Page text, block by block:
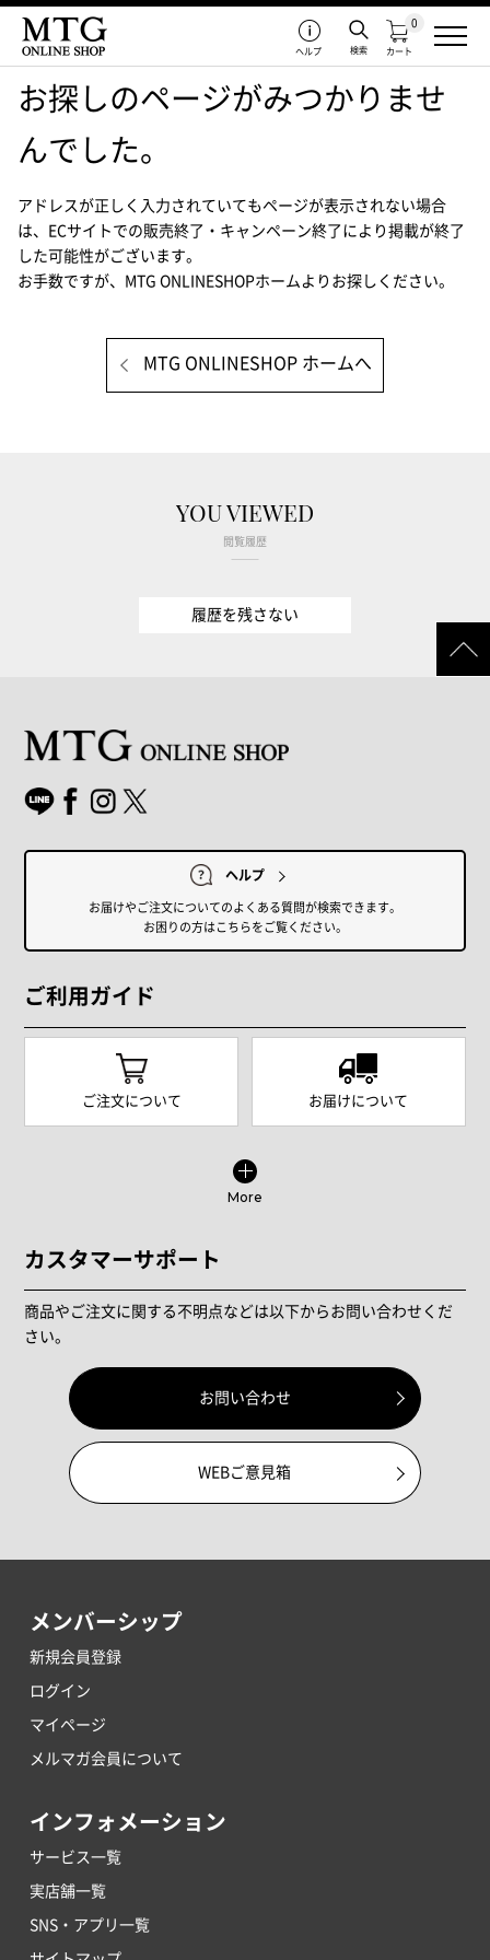
カート
0
検索
ヘルプ
お探しのページがみつかりませ
んでした。
アドレスが正しく入力されていてもページが表示されない場合
は、
ECサイトでの販売終了・キャンペーン終了により掲載が終了
した可能性がございます。
お手数ですが、MTG ONLINESHOPホームよりお探しください。
MTG ONLINESHOP ホームへ
YOU VIEWED
閲覧履歴
履歴を残さない
ヘルプ
お届けやご注文についてのよくある質問が検索できます。
お困りの方はこちらをご覧ください。
ご利用ガイド
ご注文について お届けについて
More
カスタマーサポート
商品やご注文に関する不明点などは以下からお問い合わせくだ
さい。
お問い合わせ
WEBご意見箱
メンバーシップ
新規会員登録
ログイン
マイページ
メルマガ会員について
インフォメーション
サービス一覧
実店舗一覧
SNS・アプリ一覧